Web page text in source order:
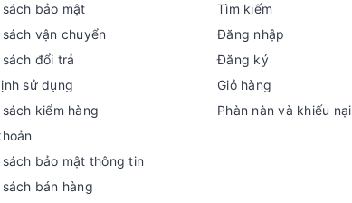
sách bảo mật
sách vận chuyển
sách đổi trả
sử dụng
sách kiểm hàng
sách bảo mật thông tin
sách bán hàng
Tìm kiếm
Đăng nhập
Đăng ký
Giỏ hàng
Phàn nàn và khiếu nại